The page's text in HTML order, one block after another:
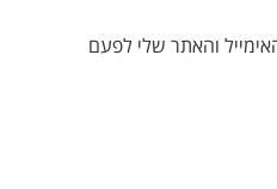
והאתר שלי לפעם